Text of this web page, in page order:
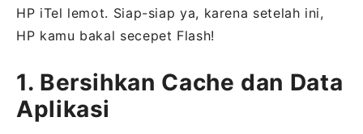
HP iTel lemot. Siap-siap ya, karena setelah ini,
HP kamu bakal secepet Flash!
1. Bersihkan Cache dan Data
Aplikasi